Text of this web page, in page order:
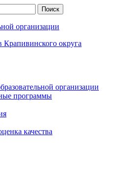
Поиск
организации
организации
программы
качества